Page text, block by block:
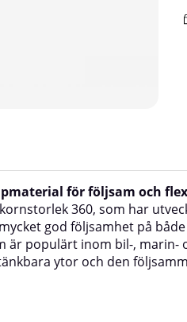
för följsam och
360, som har
god följsamhet på
är populärt inom bil-, marin-
ytor och den